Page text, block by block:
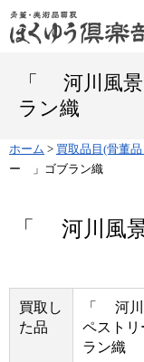
「 河川風
ラン織
ホーム > 買取品目(骨董
ー 」ゴブラン織
「 河川風
買取し
た品
「 河川
ペスト
ラン織